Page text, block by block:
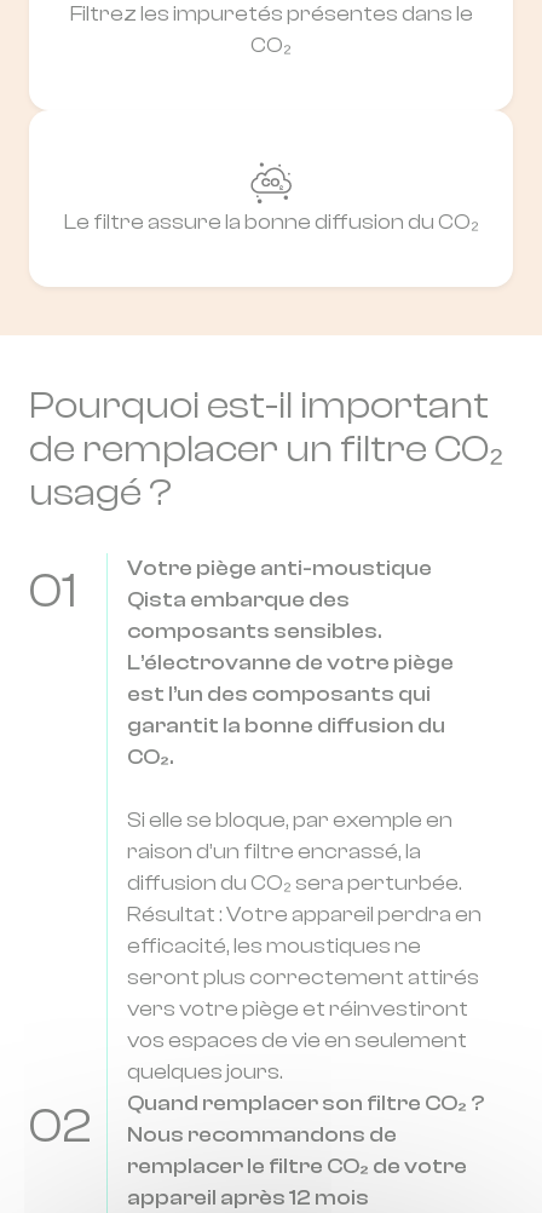
Filtrez les impuretés présentes dans le
CO₂
Le filtre assure la bonne diffusion du CO₂
Pourquoi est-il important
de remplacer un filtre CO₂
usagé ?
01
Votre piège anti-moustique
Qista embarque des
composants sensibles.
L’électrovanne de votre piège
est l’un des composants qui
garantit la bonne diffusion du
CO₂.
Si elle se bloque, par exemple en
raison d’un filtre encrassé, la
diffusion du CO₂ sera perturbée.
Résultat : Votre appareil perdra en
efficacité, les moustiques ne
seront plus correctement attirés
vers votre piège et réinvestiront
vos espaces de vie en seulement
quelques jours.
02
Quand remplacer son filtre CO₂ ?
Nous recommandons de
remplacer le filtre CO₂ de votre
appareil après 12 mois